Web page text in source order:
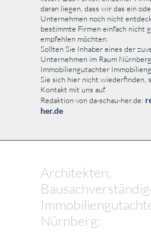
daran liegen, dass wir das ein
Unternehmen noch nicht
bestimmte Firmen einfach nicht
empfehlen möchten.
Sollten Sie Inhaber eines der
Unternehmen im Raum
Immobiliengutachter
Sie sich hier nicht wiederfinden,
Kontakt mit uns auf.
Redaktion von da-schau-her.de:
her.de
Architekten,
Nürnberg: